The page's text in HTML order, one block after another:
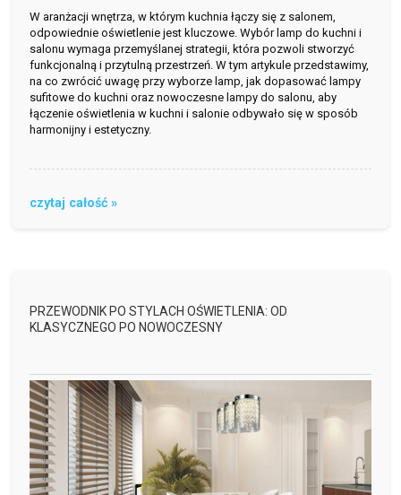
W aranżacji wnętrza, w którym kuchnia łączy się z salonem,
odpowiednie oświetlenie jest kluczowe. Wybór lamp do kuchni i
salonu wymaga przemyślanej strategii, która pozwoli stworzyć
funkcjonalną i przytulną przestrzeń. W tym artykule przedstawimy,
na co zwrócić uwagę przy wyborze lamp, jak dopasować lampy
sufitowe do kuchni oraz nowoczesne lampy do salonu, aby
łączenie oświetlenia w kuchni i salonie odbywało się w sposób
harmonijny i estetyczny.
czytaj całość »
PRZEWODNIK PO STYLACH OŚWIETLENIA: OD
KLASYCZNEGO PO NOWOCZESNY